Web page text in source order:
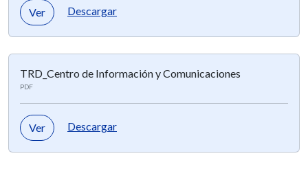
Ver Descargar
TRD_Centro de Información y Comunicaciones
PDF
Ver Descargar